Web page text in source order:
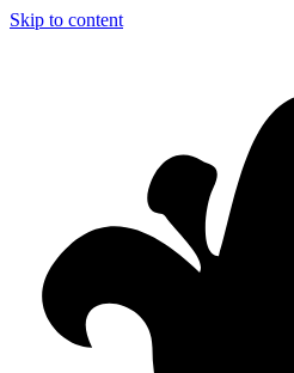
Skip to content